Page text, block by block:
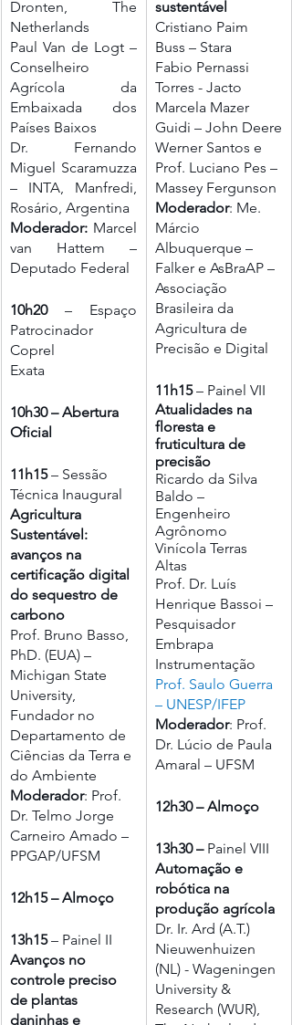
Dronten, The
Netherlands
Paul Van de Logt –
Conselheiro
Agrícola da
Embaixada dos
Países Baixos
Dr. Fernando
Miguel Scaramuzza
– INTA, Manfredi,
Rosário, Argentina
Moderador: Marcel
van Hattem –
Deputado Federal
10h20 – Espaço
Patrocinador
Coprel
Exata
10h30 – Abertura
Oficial
11h15 – Sessão
Técnica Inaugural
Agricultura
Sustentável:
avanços na
certificação digital
do sequestro de
carbono
Prof. Bruno Basso,
PhD. (EUA) –
Michigan State
University,
Fundador no
Departamento de
Ciências da Terra e
do Ambiente
Moderador: Prof.
Dr. Telmo Jorge
Carneiro Amado –
PPGAP/UFSM
12h15 – Almoço
13h15 – Painel II
Avanços no
controle preciso
de plantas
daninhas e
sustentável
Cristiano Paim
Buss – Stara
Fabio Pernassi
Torres - Jacto
Marcela Mazer
Guidi – John Deere
Werner Santos e
Prof. Luciano Pes –
Massey Fergunson
Moderador: Me.
Márcio
Albuquerque –
Falker e AsBraAP –
Associação
Brasileira da
Agricultura de
Precisão e Digital
11h15 – Painel VII
Atualidades na
floresta e
fruticultura de
precisão
Ricardo da Silva
Baldo –
Engenheiro
Agrônomo
Vinícola Terras
Altas
Prof. Dr. Luís
Henrique Bassoi –
Pesquisador
Embrapa
Instrumentação
Prof. Saulo Guerra
– UNESP/IFEP
Moderador: Prof.
Dr. Lúcio de Paula
Amaral – UFSM
12h30 – Almoço
13h30 – Painel VIII
Automação e
robótica na
produção agrícola
Dr. Ir. Ard (A.T.)
Nieuwenhuizen
(NL) - Wageningen
University &
Research (WUR),